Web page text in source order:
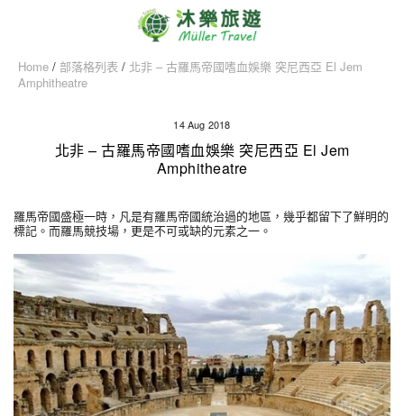
Home / 部落格列表 / 北非 – 古羅馬帝國嗜血娛樂 突尼西亞 El Jem
Amphitheatre
14 Aug 2018
北非 – 古羅馬帝國嗜血娛樂 突尼西亞 El Jem
Amphitheatre
羅馬帝國盛極一時，凡是有羅馬帝國統治過的地區，幾乎都留下了鮮明的
標記。而羅馬競技場，更是不可或缺的元素之一。